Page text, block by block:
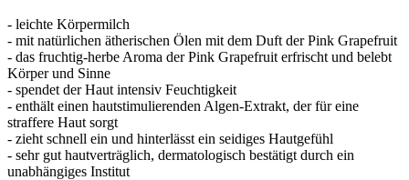
- leichte Körpermilch
- mit natürlichen ätherischen Ölen mit dem Duft der Pink Grapefruit
- das fruchtig-herbe Aroma der Pink Grapefruit erfrischt und belebt
Körper und Sinne
- spendet der Haut intensiv Feuchtigkeit
- enthält einen hautstimulierenden Algen-Extrakt, der für eine
straffere Haut sorgt
- zieht schnell ein und hinterlässt ein seidiges Hautgefühl
- sehr gut hautverträglich, dermatologisch bestätigt durch ein
unabhängiges Institut